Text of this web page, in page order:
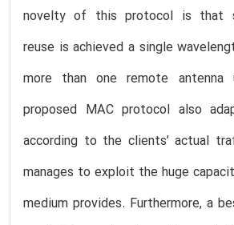
novelty of this protocol is that
reuse is achieved a single
more than one remote antenna
proposed MAC protocol also
according to the clients’ actual
manages to exploit the huge
medium provides. Furthermore, a